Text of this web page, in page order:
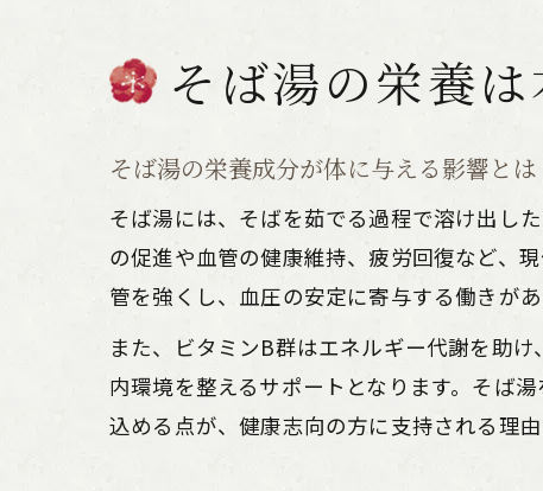
そば湯の栄養
そば湯の栄養成分が体に与える影響とは
そば湯には、そばを茹でる過程で溶け出し
の促進や血管の健康維持、疲労回復など、
管を強くし、血圧の安定に寄与する働きがあ
また、ビタミンB群はエネルギー代謝を助
内環境を整えるサポートとなります。そば
込める点が、健康志向の方に支持される理由